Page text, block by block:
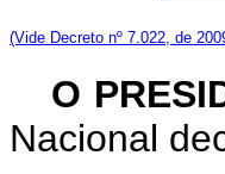
(Vide Decreto nº 7.022, de
O
Nacional